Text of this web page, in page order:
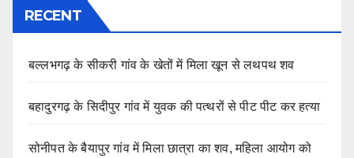
RECENT
बल्लभगढ़ के सीकरी गांव के खेतों में मिला खून से लथपथ शव
बहादुरगढ़ के सिदीपुर गांव में युवक की पत्थरों से पीट पीट कर हत्या
सोनीपत के बैयापुर गांव में मिला छात्रा का शव, महिला आयोग को